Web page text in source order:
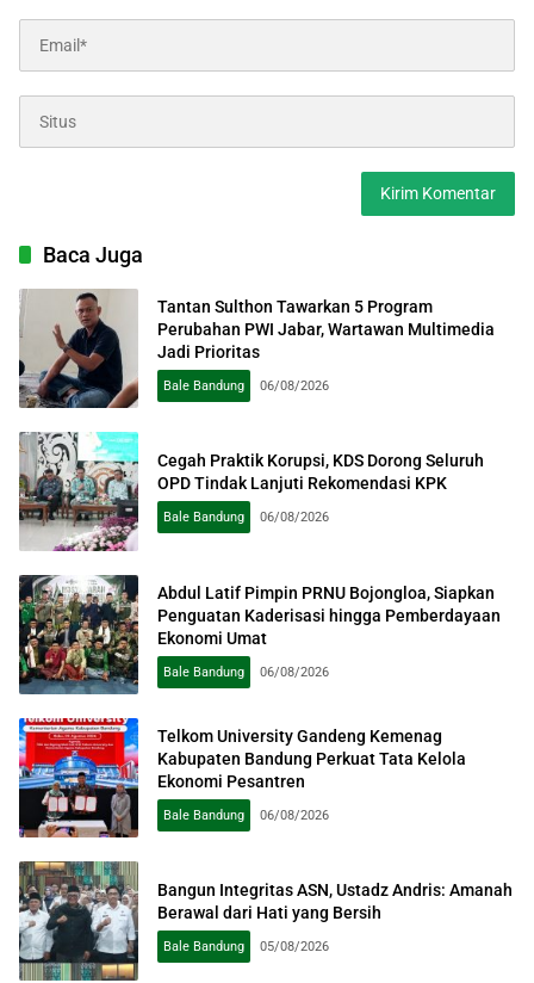
Baca Juga
Tantan Sulthon Tawarkan 5 Program
Perubahan PWI Jabar, Wartawan Multimedia
Jadi Prioritas
Bale Bandung 06/08/2026
Cegah Praktik Korupsi, KDS Dorong Seluruh
OPD Tindak Lanjuti Rekomendasi KPK
Bale Bandung 06/08/2026
Abdul Latif Pimpin PRNU Bojongloa, Siapkan
Penguatan Kaderisasi hingga Pemberdayaan
Ekonomi Umat
Bale Bandung 06/08/2026
Telkom University Gandeng Kemenag
Kabupaten Bandung Perkuat Tata Kelola
Ekonomi Pesantren
Bale Bandung 06/08/2026
Bangun Integritas ASN, Ustadz Andris: Amanah
Berawal dari Hati yang Bersih
Bale Bandung 05/08/2026